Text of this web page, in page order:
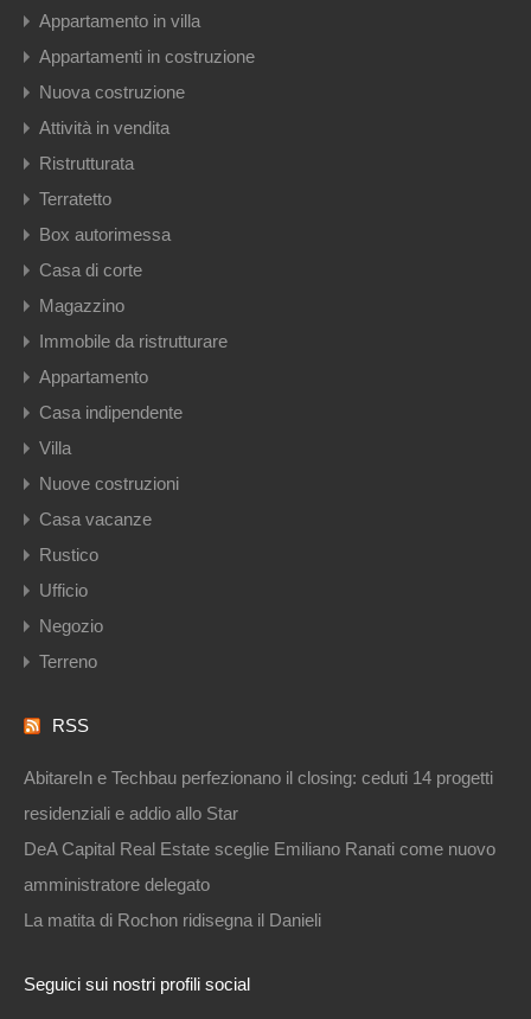
Appartamento in villa
Appartamenti in costruzione
Nuova costruzione
Attività in vendita
Ristrutturata
Terratetto
Box autorimessa
Casa di corte
Magazzino
Immobile da ristrutturare
Appartamento
Casa indipendente
Villa
Nuove costruzioni
Casa vacanze
Rustico
Ufficio
Negozio
Terreno
RSS
AbitareIn e Techbau perfezionano il closing: ceduti 14 progetti
residenziali e addio allo Star
DeA Capital Real Estate sceglie Emiliano Ranati come nuovo
amministratore delegato
La matita di Rochon ridisegna il Danieli
Seguici sui nostri profili social